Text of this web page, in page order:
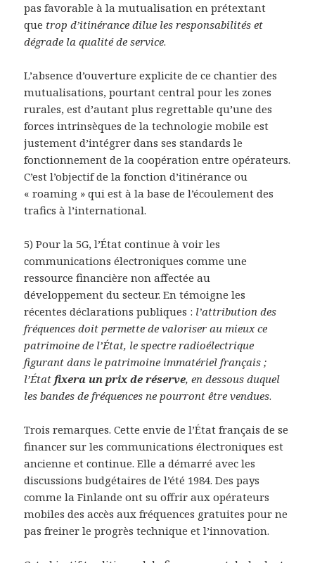
pas favorable à la mutualisation en prétextant
que trop d’itinérance dilue les responsabilités et
dégrade la qualité de service.
L’absence d’ouverture explicite de ce chantier des
mutualisations, pourtant central pour les zones
rurales, est d’autant plus regrettable qu’une des
forces intrinsèques de la technologie mobile est
justement d’intégrer dans ses standards le
fonctionnement de la coopération entre opérateurs.
C’est l’objectif de la fonction d’itinérance ou
« roaming » qui est à la base de l’écoulement des
trafics à l’international.
5) Pour la 5G, l’État continue à voir les
communications électroniques comme une
ressource financière non affectée au
développement du secteur. En témoigne les
récentes déclarations publiques : l’attribution des
fréquences doit permette de valoriser au mieux ce
patrimoine de l’État, le spectre radioélectrique
figurant dans le patrimoine immatériel français ;
l’Étatfixera un prix de réserve, en dessous duquel
les bandes de fréquences ne pourront être vendues.
Trois remarques. Cette envie de l’État français de se
financer sur les communications électroniques est
ancienne et continue. Elle a démarré avec les
discussions budgétaires de l’été 1984. Des pays
comme la Finlande ont su offrir aux opérateurs
mobiles des accès aux fréquences gratuites pour ne
pas freiner le progrès technique et l’innovation.